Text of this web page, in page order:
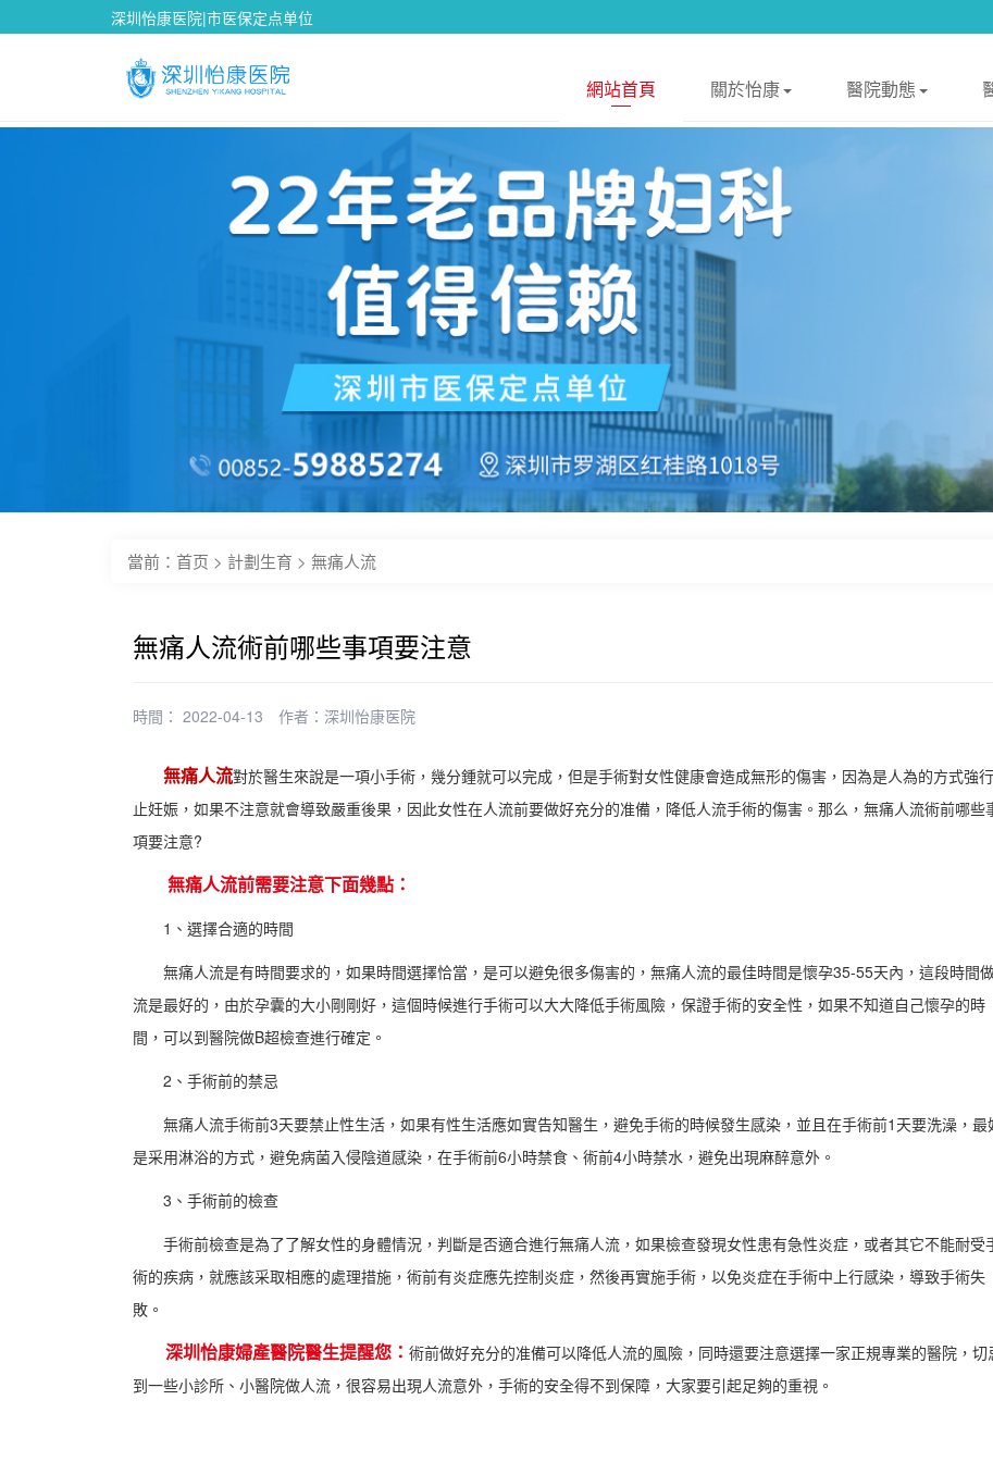
深圳怡康医院|市医保定点单位
網站首頁 關於怡康 醫院動態
當前： 首页 > 計劃生育 > 無痛人流
無痛人流術前哪些事項要注意
時間： 2022-04-13 作者： 深圳怡康医院
無痛人流對於醫生來說是一項小手術，幾分鍾就可以完成，但是手術對女性健康會造成無形的傷害，因為是人為的方式強
止妊娠，如果不注意就會導致嚴重後果，因此女性在人流前要做好充分的准備，降低人流手術的傷害。那么，無痛人流術前哪些
項要注意?
無痛人流前需要注意下面幾點：
1、選擇合適的時間
無痛人流是有時間要求的，如果時間選擇恰當，是可以避免很多傷害的，無痛人流的最佳時間是懷孕35-55天內，這段時間
流是最好的，由於孕囊的大小剛剛好，這個時候進行手術可以大大降低手術風險，保證手術的安全性，如果不知道自己懷孕的時
間，可以到醫院做B超檢查進行確定。
2、手術前的禁忌
無痛人流手術前3天要禁止性生活，如果有性生活應如實告知醫生，避免手術的時候發生感染，並且在手術前1天要洗澡，最
是采用淋浴的方式，避免病菌入侵陰道感染，在手術前6小時禁食、術前4小時禁水，避免出現麻醉意外。
3、手術前的檢查
手術前檢查是為了了解女性的身體情況，判斷是否適合進行無痛人流，如果檢查發現女性患有急性炎症，或者其它不能耐受
術的疾病，就應該采取相應的處理措施，術前有炎症應先控制炎症，然後再實施手術，以免炎症在手術中上行感染，導致手術失
敗。
深圳怡康婦產醫院醫生提醒您： 術前做好充分的准備可以降低人流的風險，同時還要注意選擇一家正規專業的醫院，切
到一些小診所、小醫院做人流，很容易出現人流意外，手術的安全得不到保障，大家要引起足夠的重視。